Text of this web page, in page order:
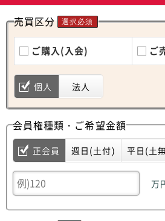
売買区分 選択必須
ご購入(入会) ご
個人 法人
会員権種類・ご希望金額
正会員 週日(土付) 平日(土
万